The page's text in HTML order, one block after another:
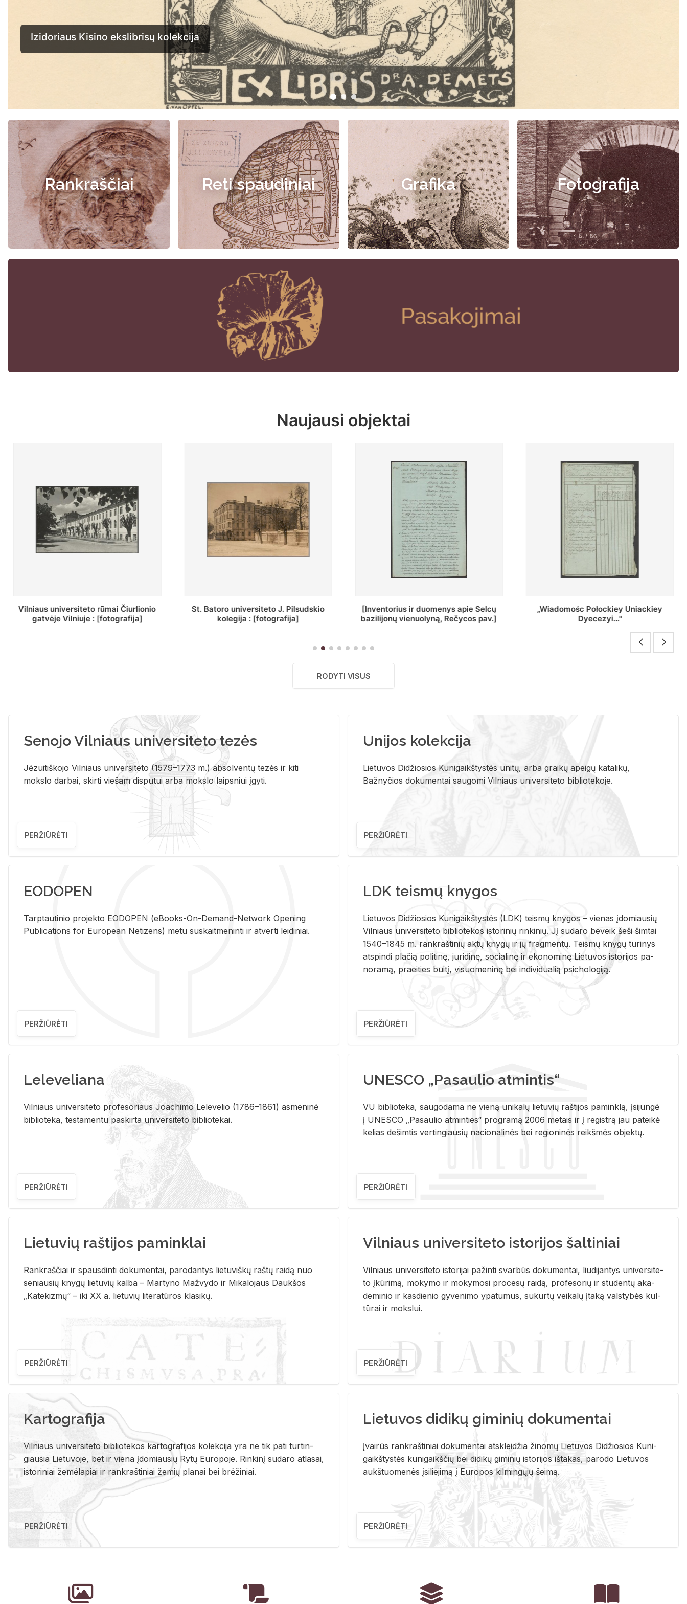
Rankraščiai Reti spaudiniai Grafika Fotografija
Naujausi objektai
St. Batoro universiteto J. Pilsudskio
kolegija : [fotografija]
[Inventorius ir duomenys apie Selcų
bazilijonų vienuolyną, Rečycos pav.]
„Wiadomośc Połockiey Uniackiey
Dyecezyi..."
Regestr Parochow Dekanatu
Brzeskiego
RODYTI VISUS
Senojo Vilniaus universiteto tezės
Jėzuitiškojo Vilniaus universiteto (1579–1773 m.) absolventų tezės ir kiti
mokslo darbai, skirti viešam disputui arba mokslo laipsniui įgyti.
PERŽIŪRĖTI
Unijos kolekcija
Lietuvos Didžiosios Kunigaikštystės unitų, arba graikų apeigų katalikų,
Bažnyčios dokumentai saugomi Vilniaus universiteto bibliotekoje.
PERŽIŪRĖTI
EODOPEN
Tarp­tau­ti­nio pro­jek­to EO­DO­PEN (eBo­oks-On-De­mand-Ne­twork Ope­ning
Pub­li­ca­tions for Eu­ro­pe­an Ne­ti­zens) metu su­skait­me­nin­ti ir at­ver­ti lei­di­niai.
PERŽIŪRĖTI
LDK teismų knygos
Lie­tu­vos Di­džio­sios Ku­ni­gaikš­tys­tės (LDK) teis­mų kny­gos – vie­nas įdo­miau­sių
Vil­niaus uni­ver­si­te­to bi­b­lio­te­kos is­to­ri­nių rin­ki­nių. Jį su­da­ro be­veik šeši šim­tai
1540–1845 m. rank­raš­ti­nių aktų kny­gų ir jų frag­men­tų. Teis­mų kny­gų tu­ri­nys
at­spin­di pla­čią po­li­ti­nę, ju­ri­di­nę, so­cia­li­nę ir eko­no­mi­nę Lie­tu­vos is­to­ri­jos pa­
no­ra­mą, pra­ei­ties bui­tį, vi­suo­me­ni­nę bei in­di­vi­dua­lią psi­cho­lo­gi­ją.
PERŽIŪRĖTI
Leleveliana
Vil­niaus uni­ver­si­te­to pro­fe­so­riaus Jo­a­chi­mo Le­le­ve­lio (1786–1861) as­me­ni­nė
bi­b­lio­te­ka, te­sta­men­tu pa­skir­ta uni­ver­si­te­to bi­b­lio­te­kai.
PERŽIŪRĖTI
UNESCO „Pasaulio atmintis“
VU biblioteka, saugodama ne vieną unikalų lietuvių raštijos paminklą, įsijungė
į UNESCO „Pasaulio atminties“ programą 2006 metais ir į registrą jau pateikė
kelias dešimtis vertingiausių nacionalinės bei regioninės reikšmės objektų.
PERŽIŪRĖTI
Lietuvių raštijos paminklai
Rank­raš­čiai ir spaus­din­ti do­ku­men­tai, pa­ro­dan­tys lie­tu­viš­kų raš­tų rai­dą nuo
se­niau­sių kny­gų lie­tu­vių kal­ba – Mar­ty­no Ma­žvy­do ir Mi­ka­lo­jaus Dauk­šos
„Ka­te­kiz­mų“ – iki XX a. lie­tu­vių li­te­ra­tū­ros kla­si­kų.
PERŽIŪRĖTI
Vilniaus universiteto istorijos šaltiniai
Vil­niaus uni­ver­si­te­to is­to­ri­jai pa­žin­ti svar­būs do­ku­men­tai, liu­di­jan­tys uni­ver­si­te­
to įkū­ri­mą, mo­ky­mo ir mo­ky­mo­si pro­ce­sų rai­dą, pro­fe­so­rių ir stu­den­tų aka­
de­mi­nio ir kas­die­nio gy­ve­ni­mo ypa­tu­mus, su­kur­tų vei­ka­lų įta­ką vals­ty­bės kul­
tū­rai ir moks­lui.
PERŽIŪRĖTI
Kartografija
Vil­niaus uni­ver­si­te­to bi­b­lio­te­kos kar­to­gra­fi­jos ko­lek­ci­ja yra ne tik pati tur­tin­
giau­sia Lie­tu­vo­je, bet ir vie­na įdo­miau­sių Rytų Eu­ro­po­je. Rin­ki­nį su­da­ro at­la­sai,
is­to­ri­niai že­mė­la­piai ir rank­raš­ti­niai že­mių pla­nai bei brė­ži­niai.
PERŽIŪRĖTI
Lietuvos didikų giminių dokumentai
Įvai­rūs rank­raš­ti­niai do­ku­men­tai at­sklei­džia ži­no­mų Lie­tu­vos Di­džio­sios Ku­ni­
gaikš­tys­tės ku­ni­gaikš­čių bei di­di­kų gi­mi­nių is­to­ri­jos iš­ta­kas, pa­ro­do Lie­tu­vos
aukš­tuo­me­nės įsi­lie­ji­mą į Eu­ro­pos kil­min­gų­jų šei­mą.
PERŽIŪRĖTI